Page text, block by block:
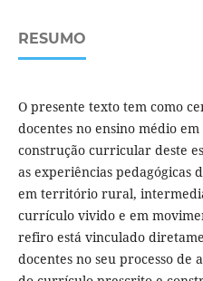
RESUMO
O presente texto tem como
docentes no ensino médio
construção curricular deste
as experiências pedagógicas
em território rural,
currículo vivido e em
refiro está vinculado
docentes no seu processo de